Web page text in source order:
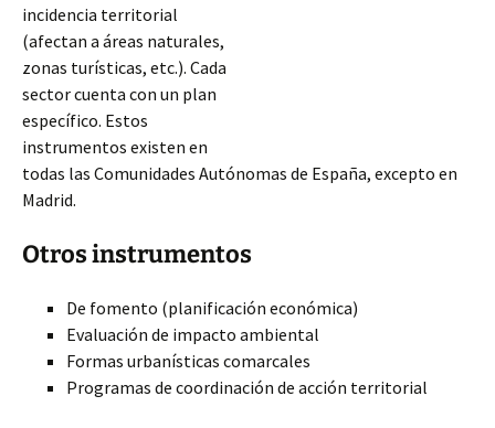
incidencia territorial
(afectan a áreas naturales,
zonas turísticas, etc.). Cada
sector cuenta con un plan
específico. Estos
instrumentos existen en
todas las Comunidades Autónomas de España, excepto en
Madrid.
Otros instrumentos
De fomento (planificación económica)
Evaluación de impacto ambiental
Formas urbanísticas comarcales
Programas de coordinación de acción territorial